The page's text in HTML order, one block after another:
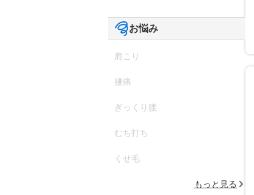
お悩み
肩こり
腰痛
ぎっくり腰
むち打ち
くせ毛
もっと見る